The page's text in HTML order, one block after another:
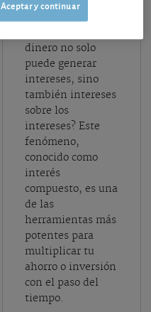
tu dinero
dinero no solo
puede generar
intereses, sino
también intereses
sobre los
intereses? Este
fenómeno,
conocido como
interés
compuesto, es una
de las
herramientas más
potentes para
multiplicar tu
ahorro o inversión
con el paso del
tiempo.
Aceptar y continuar